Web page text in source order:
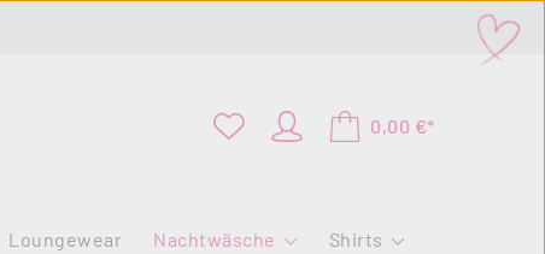
0,00 €*
Loungewear Nachtwäsche
Shirts